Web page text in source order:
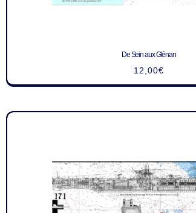
De Sein aux Glénan
12,00€